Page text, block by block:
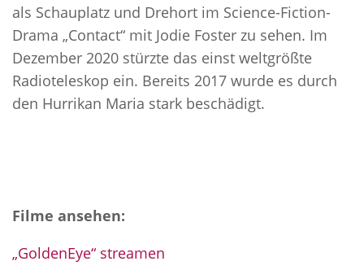
als Schauplatz und Drehort im Science-Fiction-
Drama „Contact“ mit Jodie Foster zu sehen. Im
Dezember 2020 stürzte das einst weltgrößte
Radioteleskop ein. Bereits 2017 wurde es durch
den Hurrikan Maria stark beschädigt.
Filme ansehen:
„GoldenEye“ streamen